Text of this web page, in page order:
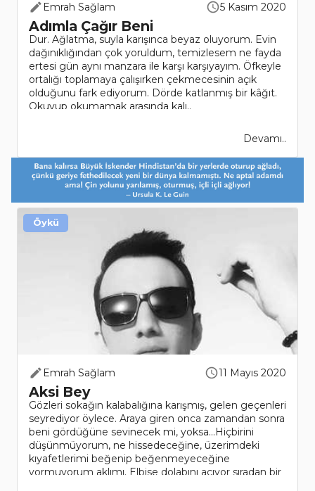
Emrah Sağlam 5 Kasım 2020
Adımla Çağır Beni
Dur. Ağlatma, suyla karışınca beyaz oluyorum. Evin
dağınıklığından çok yoruldum, temizlesem ne fayda
ertesi gün aynı manzara ile karşı karşıyayım. Öfkeyle
ortalığı toplamaya çalışırken çekmecesinin açık
olduğunu fark ediyorum. Dörde katlanmış bir kâğıt.
Okuyup okumamak arasında kalı..
Devamı..
Emrah Sağlam 11 Mayıs 2020
Aksi Bey
Gözleri sokağın kalabalığına karışmış, gelen geçenleri
seyrediyor öylece. Araya giren onca zamandan sonra
beni gördüğüne sevinecek mi, yoksa…Hiçbirini
düşünmüyorum, ne hissedeceğine, üzerimdeki
kıyafetlerimi beğenip beğenmeyeceğine
yormuyorum aklımı. Elbise dolabını açıyor sıradan bir
Öykü